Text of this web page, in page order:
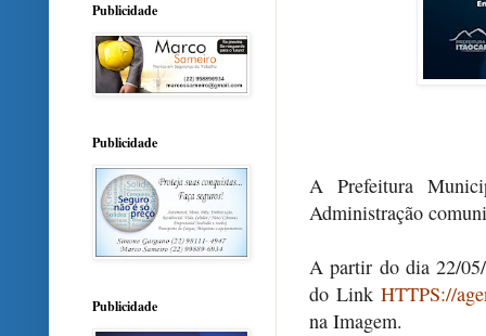
A Prefeitura
Administração
A partir do dia 22/05/
do LinkHTTPS://
na Imagem.
Publicidade
Publicidade
Publicidade